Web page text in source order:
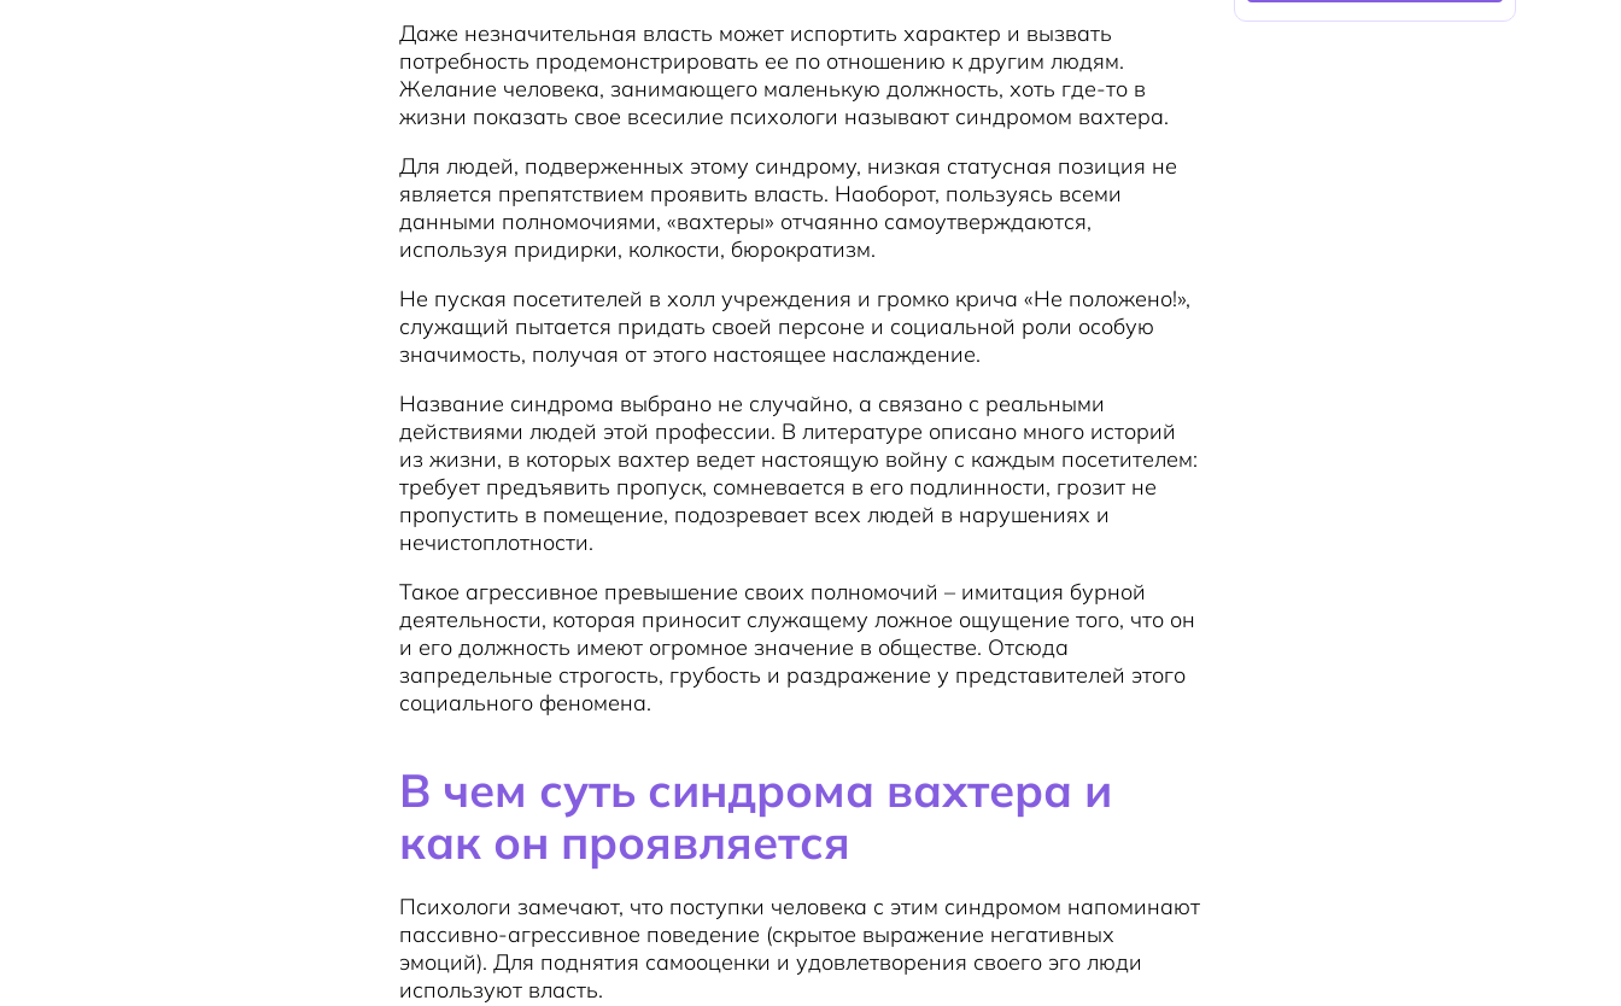
Даже незначительная власть может испортить характер и вызвать
потребность продемонстрировать ее по отношению к другим людям.
Желание человека, занимающего маленькую должность, хоть где-то в
жизни показать свое всесилие психологи называют синдромом вахтера.
Для людей, подверженных этому синдрому, низкая статусная позиция не
является препятствием проявить власть. Наоборот, пользуясь всеми
данными полномочиями, «вахтеры» отчаянно самоутверждаются,
используя придирки, колкости, бюрократизм.
Не пуская посетителей в холл учреждения и громко крича «Не положено!»,
служащий пытается придать своей персоне и социальной роли особую
значимость, получая от этого настоящее наслаждение.
Название синдрома выбрано не случайно, а связано с реальными
действиями людей этой профессии. В литературе описано много историй
из жизни, в которых вахтер ведет настоящую войну с каждым посетителем:
требует предъявить пропуск, сомневается в его подлинности, грозит не
пропустить в помещение, подозревает всех людей в нарушениях и
нечистоплотности.
Такое агрессивное превышение своих полномочий – имитация бурной
деятельности, которая приносит служащему ложное ощущение того, что он
и его должность имеют огромное значение в обществе. Отсюда
запредельные строгость, грубость и раздражение у представителей этого
социального феномена.
В чем суть синдрома вахтера и
как он проявляется
Психологи замечают, что поступки человека с этим синдромом напоминают
пассивно-агрессивное поведение (скрытое выражение негативных
эмоций). Для поднятия самооценки и удовлетворения своего эго люди
используют власть.